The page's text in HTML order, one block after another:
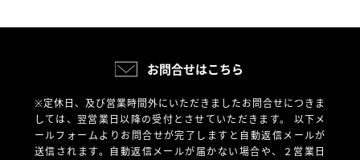
お問合せはこちら
※定休日、及び営業時間外にいただきましたお問合せにつきま
しては、翌営業日以降の受付とさせていただきます。 以下メ
ールフォームよりお問合せが完了しますと自動返信メールが
送信されます。自動返信メールが届かない場合や、
２営業日